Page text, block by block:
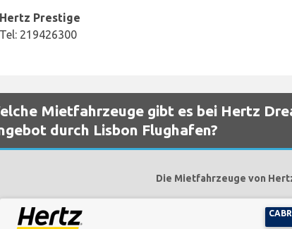
Hertz Prestige
Tel: 219426300
Mietfahrzeuge gibt es bei Hertz
durch Lisbon Flughafen?
Die Mietfahrzeuge von